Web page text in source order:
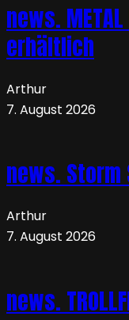
news.
erhältlich
Arthur
7. August 2026
news. Storm
Arthur
7. August 2026
news.